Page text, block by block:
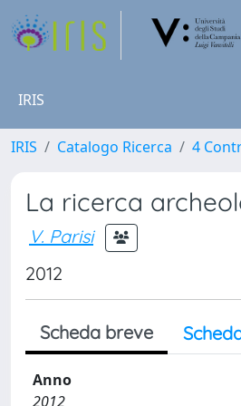
IRIS
IRIS Catalogo Ricerca 4
La ricerca
V. Parisi
2012
Scheda breve
Anno
2012